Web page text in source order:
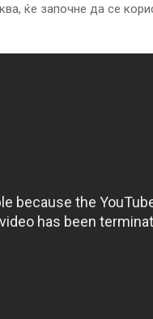
ќе започне да се